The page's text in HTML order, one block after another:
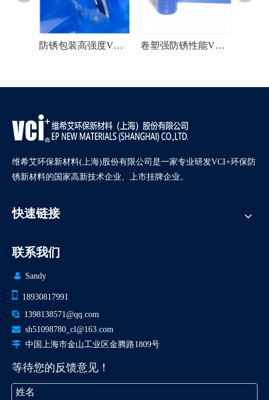
防锈包装高强度VCI薄膜 卷塑强防锈性能VCI膜
维希艾环保新材料(上海)股份有限公司是一家专业研发VCI+环保防
锈新材料的国家高新技术企业、上市挂牌企业。
快速链接
联系我们
 Sandy
 18930817991
 1398138571@qq.com
 sh51098780_cl@163.com
 中国上海市金山工业区金腾路1809号
等待您的反馈意见！